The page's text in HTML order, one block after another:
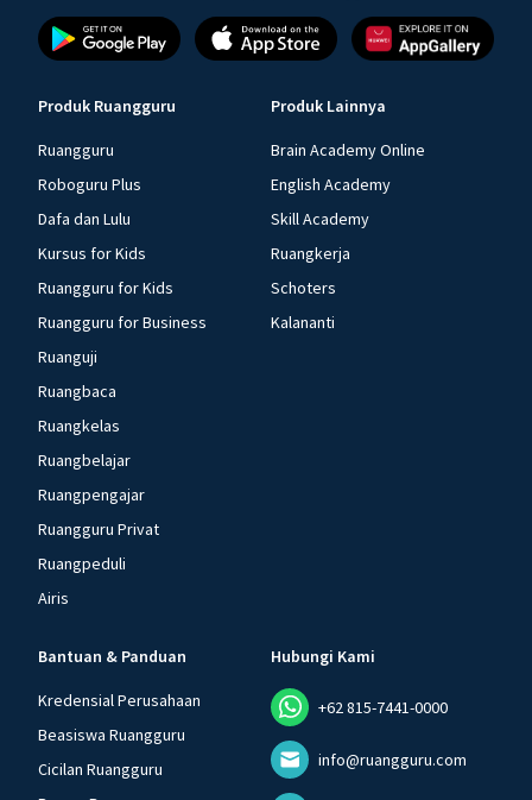
Produk Ruangguru
Ruangguru
Roboguru Plus
Dafa dan Lulu
Kursus for Kids
Ruangguru for Kids
Ruangguru for Business
Ruanguji
Ruangbaca
Ruangkelas
Ruangbelajar
Ruangpengajar
Ruangguru Privat
Ruangpeduli
Airis
Produk Lainnya
Brain Academy Online
English Academy
Skill Academy
Ruangkerja
Schoters
Kalananti
Bantuan & Panduan
Kredensial Perusahaan
Beasiswa Ruangguru
Cicilan Ruangguru
Hubungi Kami
+62 815-7441-0000
info@ruangguru.com